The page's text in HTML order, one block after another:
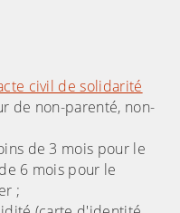
civil de solidarité
de non-parenté, non-
de 3 mois pour le
6 mois pour le
;